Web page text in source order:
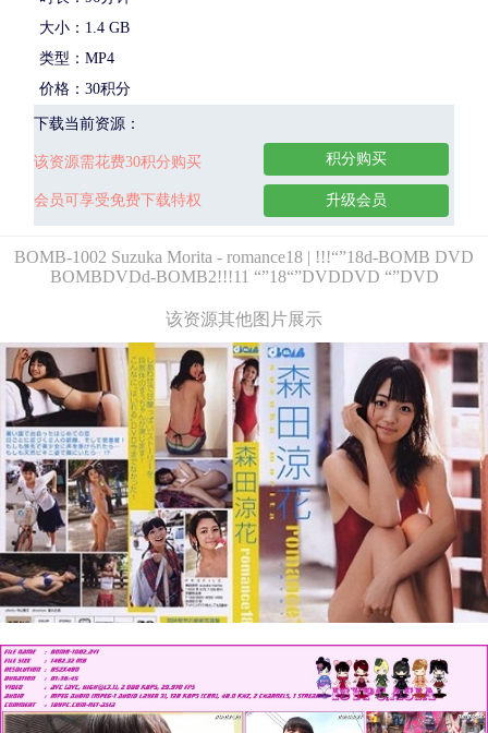
大小：1.4 GB
类型：MP4
价格：30积分
下载当前资源：
该资源需花费30积分购买
会员可享受免费下载特权
积分购买
升级会员
BOMB-1002 Suzuka Morita - romance18 | !!!“”18d-BOMB DVD
BOMBDVDd-BOMB2!!!11 “”18“”DVDDVD “”DVD
该资源其他图片展示